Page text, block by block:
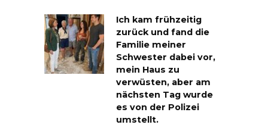
Ich kam frühzeitig
zurück und fand die
Familie meiner
Schwester dabei vor,
mein Haus zu
verwüsten, aber am
nächsten Tag wurde
es von der Polizei
umstellt.